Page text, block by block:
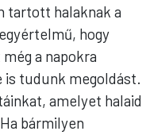
tartott halaknak a
hogy
a napokra
is tudunk megoldást.
amelyet halaid
bármilyen